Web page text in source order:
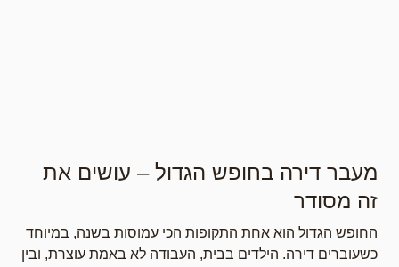
מעבר דירה בחופש הגדול – עושים את
זה מסודר
החופש הגדול הוא אחת התקופות הכי עמוסות בשנה, במיוחד
כשעוברים דירה. הילדים בבית, העבודה לא באמת עוצרת, ובין